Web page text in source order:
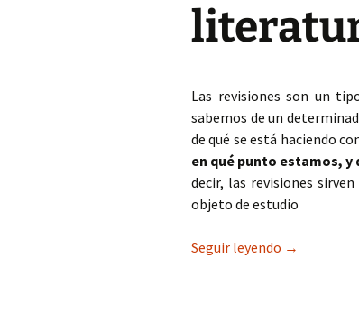
Las revisiones son un
sabemos de un
de qué se está haciendo
en qué punto estamos,
decir, las revisiones
objeto de estudio
Seguir leyendo El estado
→